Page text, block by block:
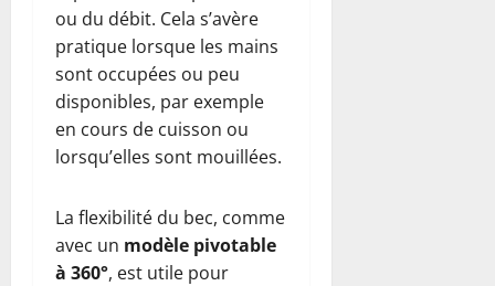
ou du débit. Cela s’avère
pratique lorsque les mains
sont occupées ou peu
disponibles, par exemple
en cours de cuisson ou
lorsqu’elles sont mouillées.
La flexibilité du bec, comme
avec un modèle pivotable
à 360°, est utile pour